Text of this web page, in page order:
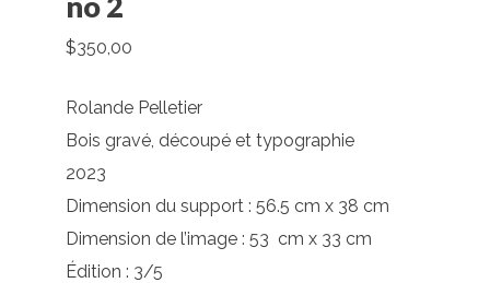
$350,00
Rolande Pelletier
Bois gravé, découpé et typographie
2023
Dimension du support : 56.5 cm x 38 cm
Dimension de l’image : 53 cm x 33 cm
Édition : 3/5